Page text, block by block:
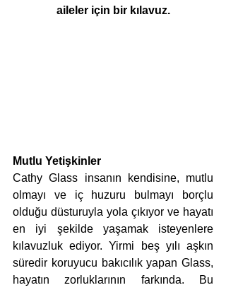
aileler için bir kılavuz.
Mutlu Yetişkinler
Cathy Glass insanın kendisine, mutlu
olmayı ve iç huzuru bulmayı borçlu
olduğu düsturuyla yola çıkıyor ve hayatı
en iyi şekilde yaşamak isteyenlere
kılavuzluk ediyor. Yirmi beş yılı aşkın
süredir koruyucu bakıcılık yapan Glass,
hayatın zorluklarının farkında. Bu